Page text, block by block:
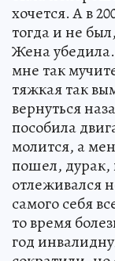
хочется. А в
тогда и не
Жена
мне так
тяжкая так
вернуться
пособила
молится, а
пошел, дурак,
отлеживался
самого себя
то время
год